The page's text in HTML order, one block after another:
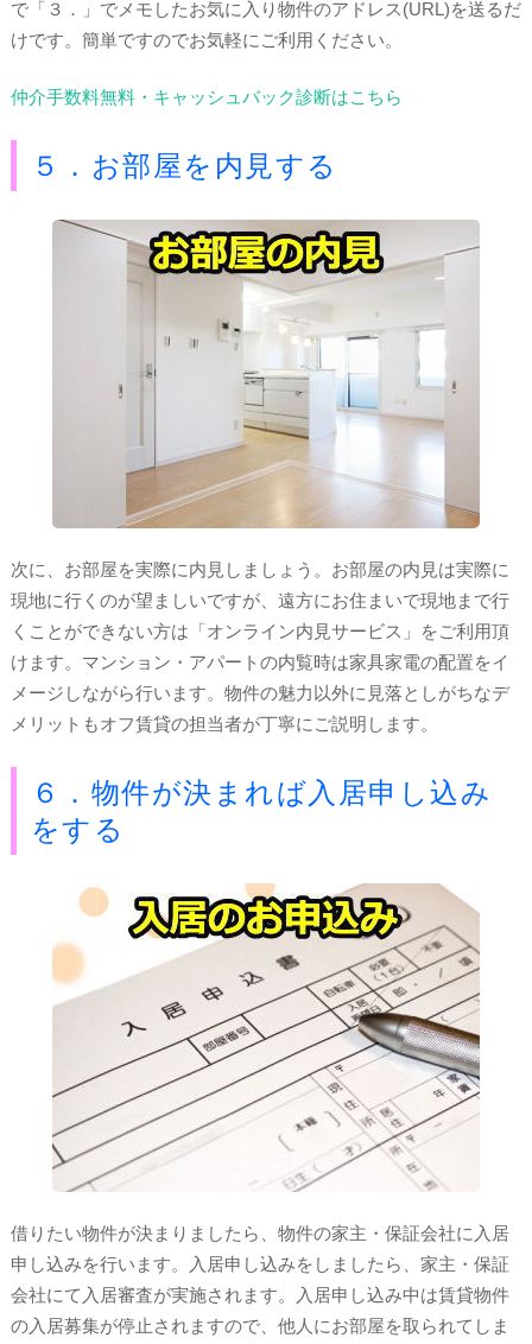
で「３．」でメモしたお気に入り物件のアドレス(URL)を送るだ
けです。簡単ですのでお気軽にご利用ください。
仲介手数料無料・キャッシュバック診断はこちら
５．お部屋を内見する
次に、お部屋を実際に内見しましょう。お部屋の内見は実際に
現地に行くのが望ましいですが、遠方にお住まいで現地まで行
くことができない方は「オンライン内見サービス」をご利用頂
けます。マンション・アパートの内覧時は家具家電の配置をイ
メージしながら行います。物件の魅力以外に見落としがちなデ
メリットもオフ賃貸の担当者が丁寧にご説明します。
６．物件が決まれば入居申し込み
をする
借りたい物件が決まりましたら、物件の家主・保証会社に入居
申し込みを行います。入居申し込みをしましたら、家主・保証
会社にて入居審査が実施されます。入居申し込み中は賃貸物件
の入居募集が停止されますので、他人にお部屋を取られてしま